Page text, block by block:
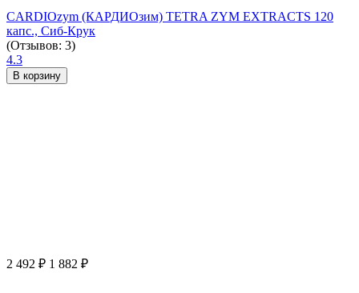
CARDIOzym (КАРДИОзим) TETRA ZYM EXTRACTS 120
капс., Сиб-Крук
(Отзывов: 3)
4.3
В корзину
2 492 ₽ 1 882 ₽